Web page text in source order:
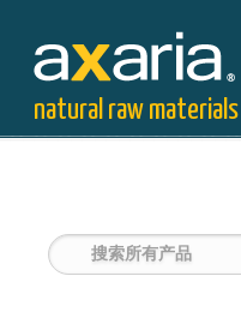
natural raw materials